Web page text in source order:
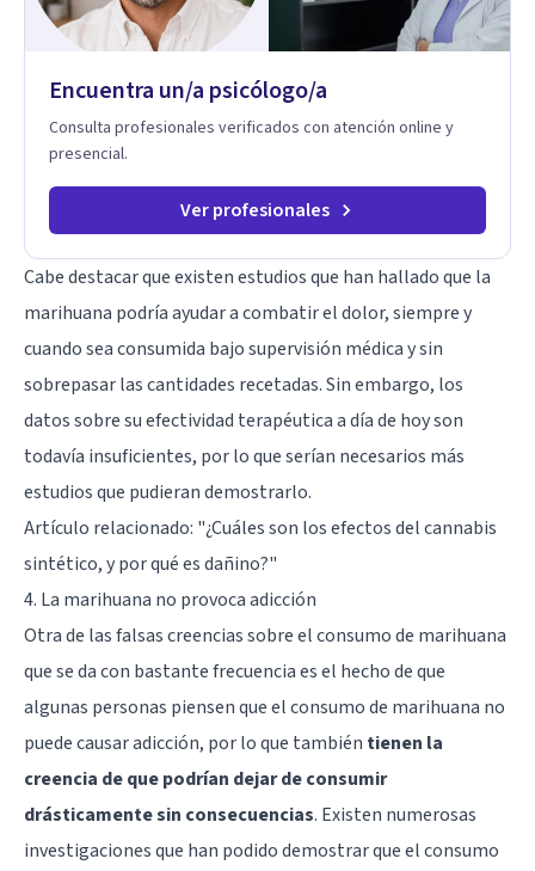
vida y relaciones personales.
Encuentra un/a psicólogo/a
Consulta profesionales verificados con atención online y
presencial.
Ver profesionales
Cabe destacar que existen estudios que han hallado que la
marihuana podría ayudar a combatir el dolor, siempre y
cuando sea consumida bajo supervisión médica y sin
sobrepasar las cantidades recetadas. Sin embargo, los
datos sobre su efectividad terapéutica a día de hoy son
todavía insuficientes, por lo que serían necesarios más
estudios que pudieran demostrarlo.
Artículo relacionado: "¿Cuáles son los efectos del cannabis
sintético, y por qué es dañino?"
4. La marihuana no provoca adicción
Otra de las falsas creencias sobre el consumo de marihuana
que se da con bastante frecuencia es el hecho de que
algunas personas piensen que el consumo de marihuana no
puede causar adicción, por lo que también tienen la
creencia de que podrían dejar de consumir
drásticamente sin consecuencias. Existen numerosas
investigaciones que han podido demostrar que el consumo